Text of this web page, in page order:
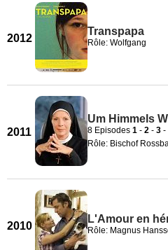
2012
Transpapa
Rôle: Wolfgang
2011
Um Himmels
8 Episodes 1 - 2 - 3 -
Rôle: Bischof
2010
L'Amour en
Rôle: Magnus